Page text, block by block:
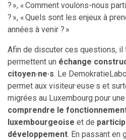
? », « Comment voulons-nous
? », « Quels sont les enjeux à
années à venir ? »
Afin de discuter ces questions,
permettent un échange
citoyen·ne·s. Le
permet aux visiteur·euse·s et
migrées au Luxembourg pour
comprendre le
luxembourgeoise et de
développement. En passant en